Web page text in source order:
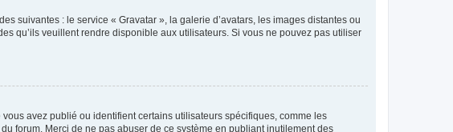
suivantes : le service « Gravatar », la galerie d’avatars, les images distantes ou
qu’ils veuillent rendre disponible aux utilisateurs. Si vous ne pouvez pas utiliser
avez publié ou identifient certains utilisateurs spécifiques, comme les
forum. Merci de ne pas abuser de ce système en publiant inutilement des